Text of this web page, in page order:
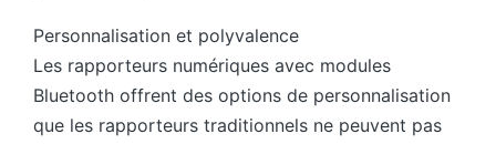
Personnalisation et polyvalence
Les rapporteurs numériques avec modules
Bluetooth offrent des options de personnalisation
que les rapporteurs traditionnels ne peuvent pas